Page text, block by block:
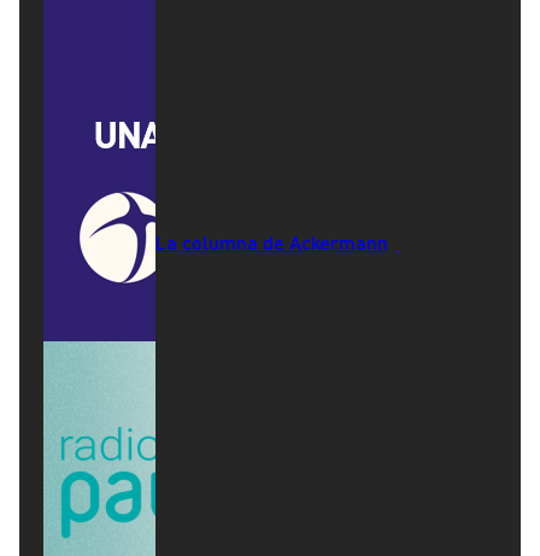
La columna de Ackermann